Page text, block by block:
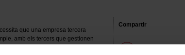
que una empresa tercera
amb els tercers que gestionen
Persones, el nostre sistema de gestió
Compartir